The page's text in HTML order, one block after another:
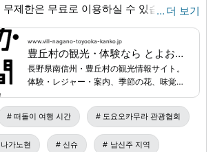
제한은 무료로 이용하실 수 있습니다. 아
다! 자세한 내용은 다음 페이지에서 확인
toyooka-kanko.jp
… 더 보기
www.vill-nagano-toyooka-kanko.jp
豊丘村の観光・体験なら とよおか旅時間｜南信州の自然・食・文化を楽しむ旅
長野県南信州・豊丘村の観光情報サイト。
体験・レジャー・案内、季節の花、味覚狩
ど、豊丘村の旅に役立つ情報を紹介しま
す。
떠돌이 여행 시간 도요오카무라 관광협회
나가노현 신슈 남신주 지역